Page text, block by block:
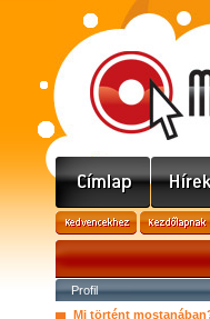
Profil
Mi történt